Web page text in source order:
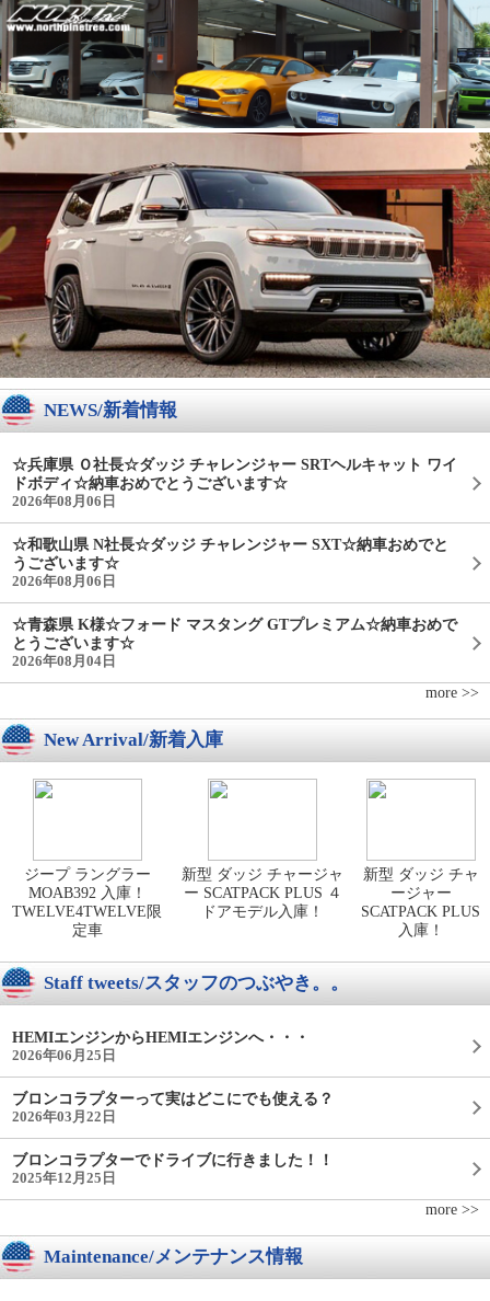
NEWS/新着情報
☆兵庫県 Ｏ社長☆ダッジ チャレンジャー SRTヘルキャット ワイ
ドボディ☆納車おめでとうございます☆
2026年08月06日
☆和歌山県 N社長☆ダッジ チャレンジャー SXT☆納車おめでと
うございます☆
2026年08月06日
☆青森県 K様☆フォード マスタング GTプレミアム☆納車おめで
とうございます☆
2026年08月04日
more >>
New Arrival/新着入庫
ジープ ラングラー
MOAB392 入庫！
TWELVE4TWELVE限
定車
新型 ダッジ チャージャ
ー SCATPACK PLUS ４
ドアモデル入庫！
新型 ダッジ チャ
ージャー
SCATPACK PLUS
入庫！
Staff tweets/スタッフのつぶやき。。
HEMIエンジンからHEMIエンジンへ・・・
2026年06月25日
ブロンコラプターって実はどこにでも使える？
2026年03月22日
ブロンコラプターでドライブに行きました！！
2025年12月25日
more >>
Maintenance/メンテナンス情報